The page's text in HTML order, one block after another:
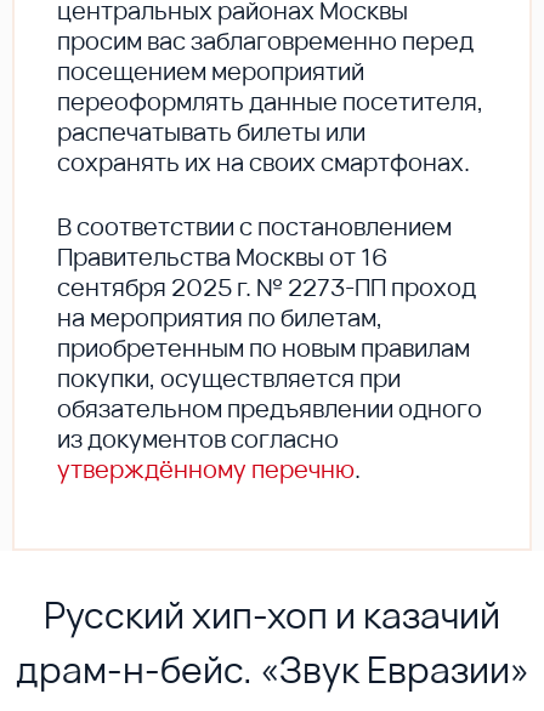
центральных районах Москвы
просим вас заблаговременно перед
посещением мероприятий
переоформлять данные посетителя,
распечатывать билеты или
сохранять их на своих смартфонах.
В соответствии с постановлением
Правительства Москвы от 16
сентября 2025 г. № 2273-ПП проход
на мероприятия по билетам,
приобретенным по новым правилам
покупки, осуществляется при
обязательном предъявлении одного
из документов согласно
утверждённому перечню.
Русский хип-хоп и казачий
драм-н-бейс. «Звук Евразии»